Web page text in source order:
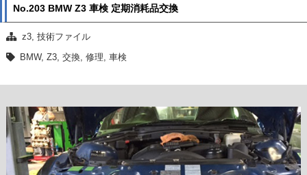
No.203 BMW Z3 車検 定期消耗品交換
z3,技術ファイル
BMW,Z3 ,交換 ,修理 ,車検